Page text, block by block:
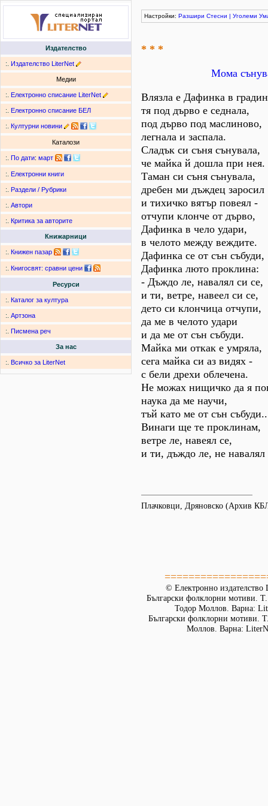
Издателство
:. Издателство LiterNet
Медии
:. Електронно списание LiterNet
:. Електронно списание БЕЛ
:. Културни новини
Каталози
:. По дати: март
:. Електронни книги
:. Раздели / Рубрики
:. Автори
:. Критика за авторите
Книжарници
:. Книжен пазар
:. Книгосвят: сравни цени
Ресурси
:. Каталог за култура
:. Артзона
:. Писмена реч
За нас
:. Всичко за LiterNet
Настройки: Разшири Стесни | Уголеми
* * *
Мома
Влязла е Дафинка в
тя под дърво е седнала,
под дърво под маслиново,
легнала и заспала.
Сладък си съня сънувала,
че майка й дошла при нея.
Таман си съня сънувала,
дребен ми дъждец заросил
и тихичко вятър повеял -
отчупи клонче от дърво,
Дафинка в чело удари,
в челото между веждите.
Дафинка се от сън събуди,
Дафинка люто проклина:
- Дъждо ле, навалял си се,
и ти, ветре, навеел си се,
дето си клончица отчупи,
да ме в челото удари
и да ме от сън събуди.
Майка ми откак е умряла,
сега майка си аз видях -
с бели дрехи облечена.
Не можах нищичко да я
наука да ме научи,
тъй като ме от сън
Винаги ще те проклинам,
ветре ле, навеял се,
и ти, дъждо ле, не навалял
Плачковци, Дряновско (Архив
© Електронно издателство
Български фолклорни мотиви.
Тодор Моллов. Варна:
Български фолклорни мотиви.
Моллов. Варна: